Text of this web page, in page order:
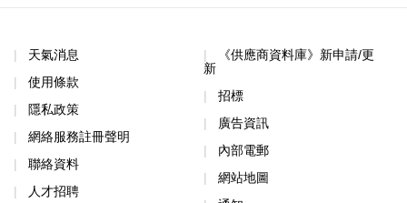
天氣消息
使用條款
隱私政策
網絡服務註冊聲明
聯絡資料
人才招聘
《供應商資料庫》新申請/更
新
招標
廣告資訊
內部電郵
網站地圖